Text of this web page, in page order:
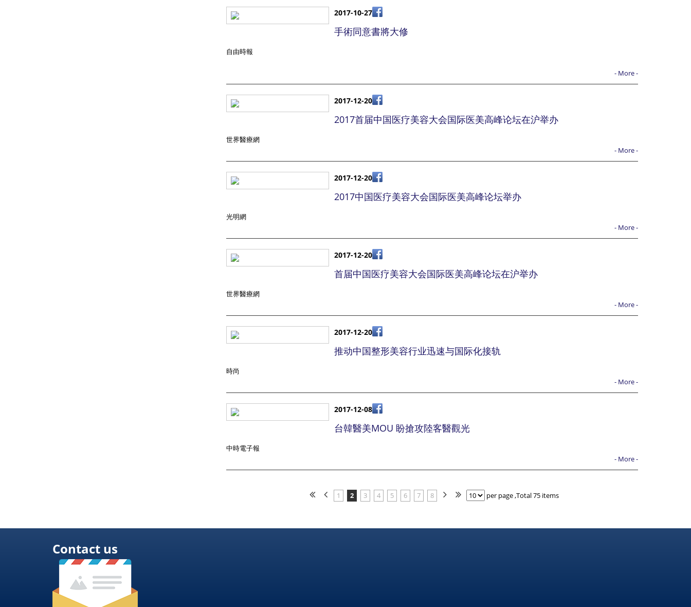
2017-10-27
手術同意書將大修
自由時報
- More -
2017-12-20
2017首届中国医疗美容大会国际医美高峰论坛在沪举办
世界醫療網
- More -
2017-12-20
2017中国医疗美容大会国际医美高峰论坛举办
光明網
- More -
2017-12-20
首届中国医疗美容大会国际医美高峰论坛在沪举办
世界醫療網
- More -
2017-12-20
推动中国整形美容行业迅速与国际化接轨
時尚
- More -
2017-12-08
台韓醫美MOU 盼搶攻陸客醫觀光
中時電子報
- More -
1 2 3 4 5 6 7 8 per page ,Total 75 items
Contact us